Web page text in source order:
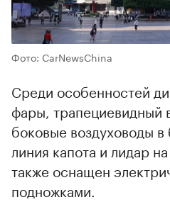
Фото: CarNewsChina
Среди особенностей
фары, трапециевидный
боковые воздуховоды
линия капота и лидар
также оснащен
подножками.